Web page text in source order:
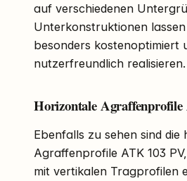
auf verschiedenen
Unterkonstruktionen
besonders kostenoptimiert
nutzerfreundlich realisieren.
Horizontale
Ebenfalls zu sehen sind die
Agraffenprofile ATK 103
mit vertikalen Tragprofilen